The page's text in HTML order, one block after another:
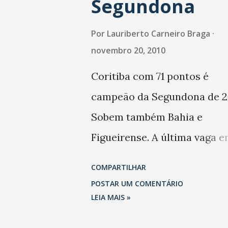
Segundona
Por Lauriberto Carneiro Braga
novembro 20, 2010
Coritiba com 71 pontos é
campeão da Segundona de
Sobem também Bahia e
Figueirense. A última vaga
COMPARTILHAR
POSTAR UM COMENTÁRIO
LEIA MAIS »